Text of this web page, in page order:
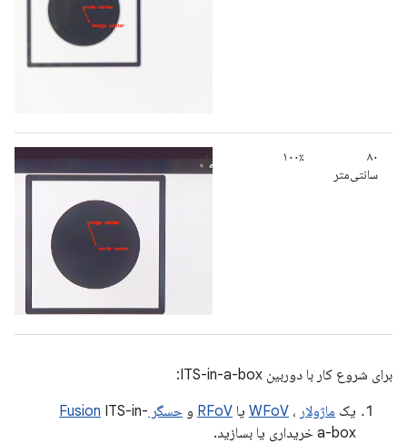
۸۰
سانتی‌متر
۱۰۰٪
برای شروع کار با دوربین ITS-in-a-box:
یک ماژولار ، WFoV یا RFoV و حسگر Fusion ITS-in-
a-box خریداری یا بسازید.